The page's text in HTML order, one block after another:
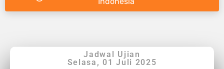
Jadwal Ujian
Selasa, 01 Juli 2025